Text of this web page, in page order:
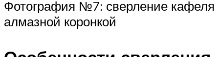
Фотография №7: сверление кафеля
алмазной коронкой